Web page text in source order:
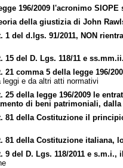
196/2009 l'acronimo SIOPE
della giustizia di John
1 del d.lgs. 91/2011, NON
15 del D. Lgs. 118/11 e
21 comma 5 della legge 196/
leggi e da altri atti normativi
25 della legge 196/2009 le
di beni patrimoniali,
81 della Costituzione il
81 della Costituzione italiana,
9 del D. Lgs. 118/2011 e